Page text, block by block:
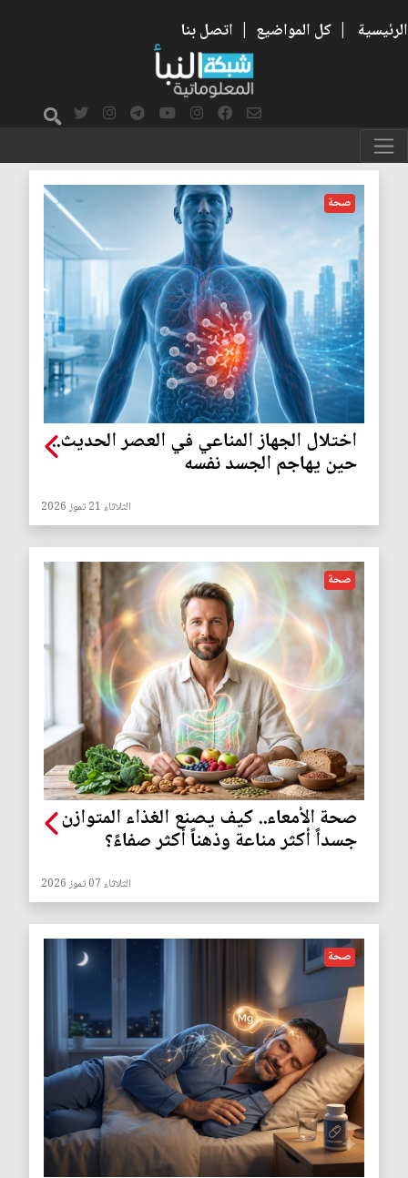
الرئيسية | كل المواضيع | اتصل بنا
النوم
صحة
اختلال الجهاز المناعي في العصر الحديث..
حين يهاجم الجسد نفسه
الثلاثاء 21 تموز 2026
صحة
صحة الأمعاء.. كيف يصنع الغذاء المتوازن
جسداً أكثر مناعة وذهناً أكثر صفاءً؟
الثلاثاء 07 تموز 2026
صحة